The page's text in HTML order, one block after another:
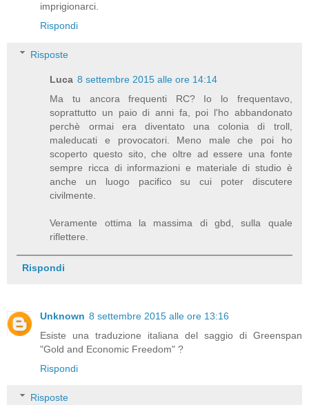
imprigionarci.
Rispondi
Risposte
Luca 8 settembre 2015 alle ore 14:14
Ma tu ancora frequenti RC? Io lo frequentavo,
soprattutto un paio di anni fa, poi l'ho abbandonato
perchè ormai era diventato una colonia di troll,
maleducati e provocatori. Meno male che poi ho
scoperto questo sito, che oltre ad essere una fonte
sempre ricca di informazioni e materiale di studio è
anche un luogo pacifico su cui poter discutere
civilmente.
Veramente ottima la massima di gbd, sulla quale
riflettere.
Rispondi
Unknown 8 settembre 2015 alle ore 13:16
Esiste una traduzione italiana del saggio di Greenspan
"Gold and Economic Freedom" ?
Rispondi
Risposte